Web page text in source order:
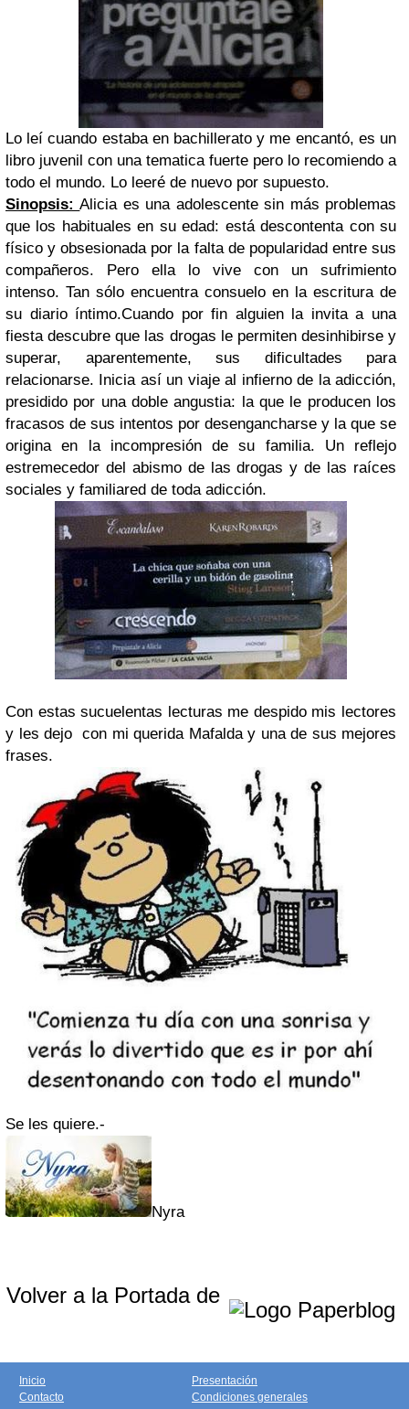
Lo leí cuando estaba en bachillerato y me encantó, es un
libro juvenil con una tematica fuerte pero lo recomiendo a
todo el mundo. Lo leeré de nuevo por supuesto.
Sinopsis:Alicia es una adolescente sin más problemas
que los habituales en su edad: está descontenta con su
físico y obsesionada por la falta de popularidad entre sus
compañeros. Pero ella lo vive con un sufrimiento
intenso. Tan sólo encuentra consuelo en la escritura de
su dia­rio íntimo.Cuando por fin alguien la invita a una
fiesta descubre que las drogas le permiten desinhibirse y
superar, aparentemente, sus dificultades para
relacionarse. Inicia así un viaje al infierno de la adicción,
presidido por una doble angustia: la que le producen los
fracasos de sus intentos por desengancharse y la que se
origina en la incompresión de su familia. Un reflejo
estremecedor del abismo de las drogas y de las raíces
sociales y familiared de toda adicción.
Con estas sucuelentas lecturas me despido mis lectores
y les dejo con mi querida Mafalda y una de sus mejores
frases.
Se les quiere.-
Nyra
Volver a la Portada de
Inicio
Contacto
Presentación
Condiciones generales